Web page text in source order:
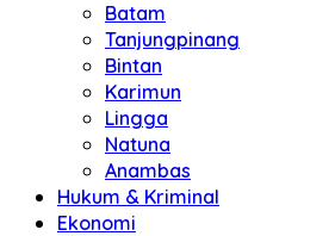
Batam
Tanjungpinang
Bintan
Karimun
Lingga
Natuna
Anambas
Hukum & Kriminal
Ekonomi